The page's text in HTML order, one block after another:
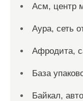
Асм, центр
Аура, сеть
Афродита,
База
Байкал,